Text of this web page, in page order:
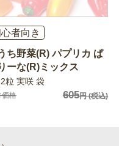
者向き
ち野菜(R) パプリカ ぱ
ーな(R)ミックス
粒 実咲 袋
価格 605円(税込)